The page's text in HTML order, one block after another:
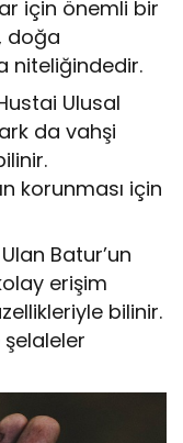
için önemli bir
doğa
niteliğindedir.
Ulusal
da vahşi
korunması için
Batur’un
erişim
bilinir.